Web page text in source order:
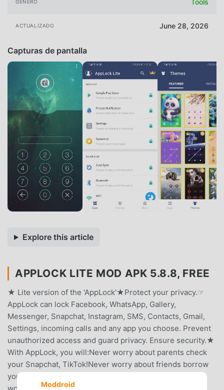
GÉNERO Tools
ACTUALIZADO June 28, 2026
Capturas de pantalla
Explore this article
APPLOCK LITE MOD APK 5.8.8, FREE
★ Lite version of the 'AppLock'★Protect your privacy.☞
AppLock can lock Facebook, WhatsApp, Gallery,
Messenger, Snapchat, Instagram, SMS, Contacts, Gmail,
Settings, incoming calls and any app you choose. Prevent
unauthorized access and guard privacy. Ensure security.★
With AppLock, you will:Never worry about parents check
your Snapchat, TikTok!Never worry about friends borrow
your phone to play games with mobile data again!Never
Moddroid